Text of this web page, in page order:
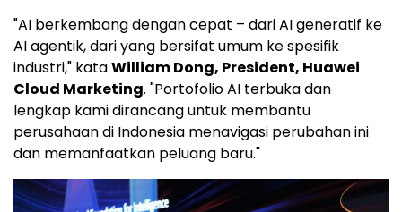
"AI berkembang dengan cepat – dari AI generatif ke
AI agentik, dari yang bersifat umum ke spesifik
industri," kataWilliam Dong, President, Huawei
Cloud Marketing. "Portofolio AI terbuka dan
lengkap kami dirancang untuk membantu
perusahaan di Indonesia menavigasi perubahan ini
dan memanfaatkan peluang baru."